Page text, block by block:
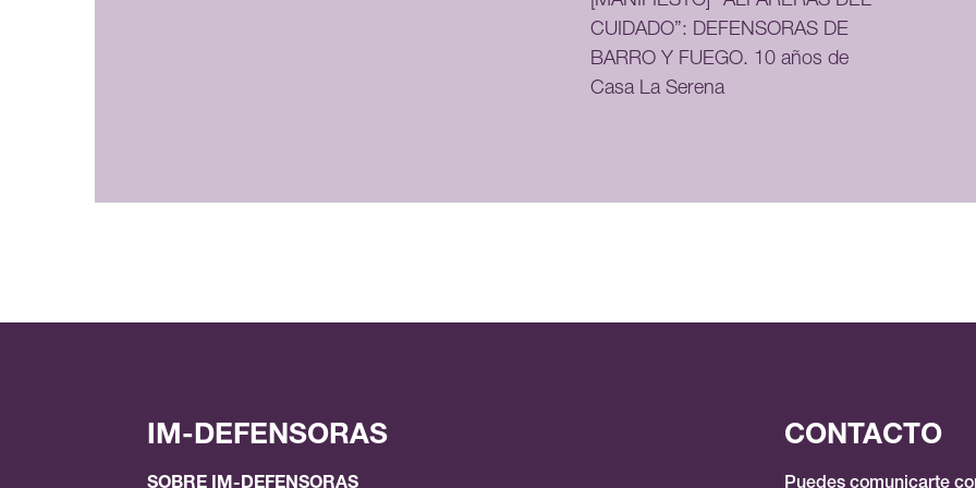
CUIDADO”: DEFENSORAS DE
BARRO Y FUEGO. 10 años de
Casa La Serena
IM-DEFENSORAS CONTACTO